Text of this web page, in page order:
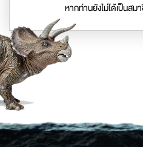
หากท่านยังไม่ได้เป็นส